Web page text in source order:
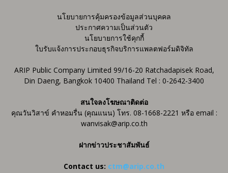
นโยบายการคุ้มครองข้อมูลส่วนบุคคล
ประกาศความเป็นส่วนตัว
นโยบายการใช้คุกกี้
ใบรับแจ้งการประกอบธุรกิจบริการแพลตฟอร์มดิจิทัล
ARIP Public Company Limited 99/16-20 Ratchadapisek Road,
Din Daeng, Bangkok 10400 Thailand Tel : 0-2642-3400
สนใจลงโฆษณาติดต่อ
คุณวันวิสาข์ คำหอมรื่น (คุณแนน) โทร. 08-1668-2221 หรือ email :
wanvisak@arip.co.th
ฝากข่าวประชาสัมพันธ์
Contact us: ctm@arip.co.th